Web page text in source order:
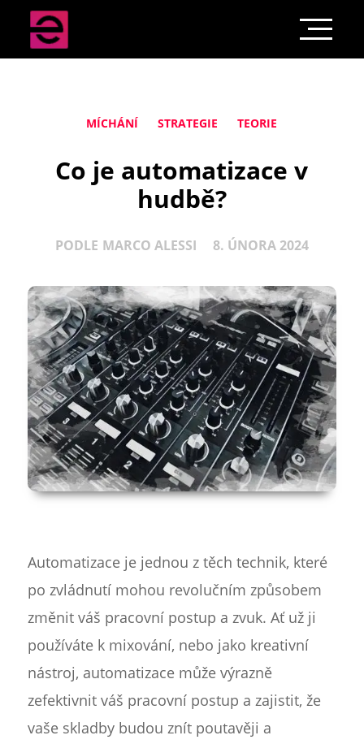
MÍCHÁNÍ STRATEGIE TEORIE
Co je automatizace v
hudbě?
PODLE MARCO ALESSI 8. ÚNORA 2024
Automatizace je jednou z těch technik, které
po zvládnutí mohou revolučním způsobem
změnit váš pracovní postup a zvuk. Ať už ji
používáte k mixování, nebo jako kreativní
nástroj, automatizace může výrazně
zefektivnit váš pracovní postup a zajistit, že
vaše skladby budou znít poutavěji a